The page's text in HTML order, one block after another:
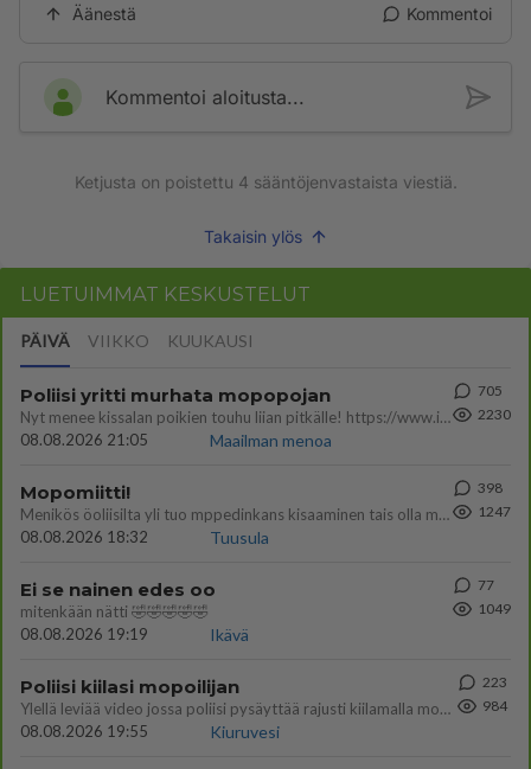
Äänestä Kommentoi
Kommentoi aloitusta...
Ketjusta on poistettu 4 sääntöjenvastaista viestiä.
Takaisin ylös
LUETUIMMAT KESKUSTELUT
PÄIVÄ VIIKKO KUUKAUSI
Poliisi yritti murhata mopopojan
Nyt menee kissalan poikien touhu liian pitkälle! https://www.is.fi/kotimaa/art-2000012193221.html Karu video mopomiiti
08.08.2026 21:05
Maailman menoa
705
2230
Mopomiitti!
Menikös öoliisilta yli tuo mppedinkans kisaaminen tais olla melkoinen riski vahigoittaa tarpeettomasti jopa kuolla tuoss
08.08.2026 18:32
Tuusula
398
1247
Ei se nainen edes oo
mitenkään nätti 🤣🤣🤣🤣🤣
08.08.2026 19:19
Ikävä
77
1049
Poliisi kiilasi mopoilijan
Ylellä leviää video jossa poliisi pysäyttää rajusti kiilamalla mopo pojan. Toivottavasti poliisi ottaa tuosta mallia myö
08.08.2026 19:55
Kiuruvesi
223
984